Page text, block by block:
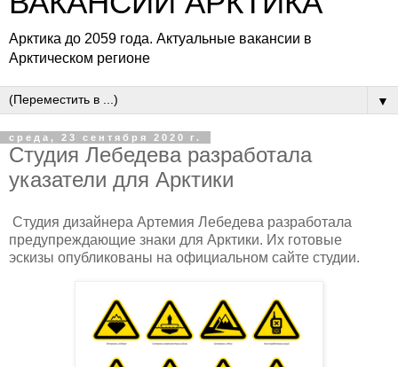
Арктика до 2059 года. Актуальные вакансии в
Арктическом регионе
▼
среда, 23 сентября 2020 г.
Студия Лебедева разработала
указатели для Арктики
Студия дизайнера Артемия Лебедева разработала
предупреждающие знаки для Арктики. Их готовые
эскизы опубликованы на официальном сайте студии.